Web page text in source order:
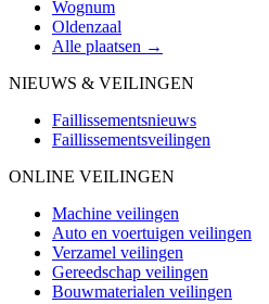
Wognum
Oldenzaal
Alle plaatsen →
NIEUWS & VEILINGEN
Faillissementsnieuws
Faillissementsveilingen
ONLINE VEILINGEN
Machine veilingen
Auto en voertuigen veilingen
Verzamel veilingen
Gereedschap veilingen
Bouwmaterialen veilingen